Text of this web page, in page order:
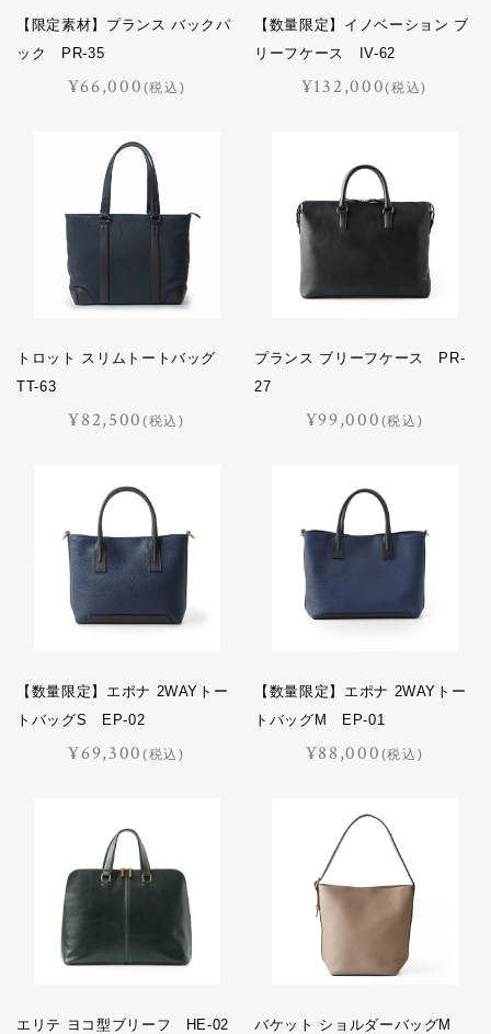
【限定素材】プランス バックパ
ック PR-35
¥66,000 (税込)
【数量限定】イノベーション ブ
リーフケース IV-62
¥132,000(税込)
トロット スリムトートバッグ
TT-63
¥82,500(税込)
プランス ブリーフケース PR-
27
¥99,000 (税込)
【数量限定】エポナ 2WAYトー
トバッグS EP-02
¥69,300(税込)
【数量限定】エポナ 2WAYトー
トバッグM EP-01
¥88,000 (税込)
エリテ ヨコ型ブリーフ HE-02
バケット ショルダーバッグM
ハーネス
ハノーバー
ハロン
ピッコラ
ピルエット
ピント
プランス
ブルトン
プログレス
レイヤー
レインズ
ロイヤル
LIFE IN A NORTHERN LAND
M